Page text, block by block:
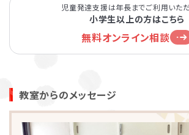
児童発達支援は年長までご利用いた
小学生以上の方はこちら
無料オンライン相談
教室からのメッセージ